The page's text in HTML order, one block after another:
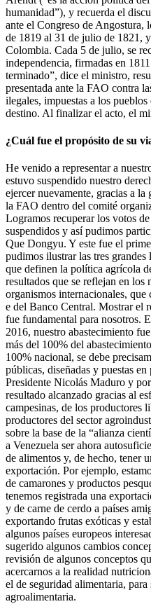
humanidad”), y recuerda el
ante el Congreso de Angostura,
de 1819 al 31 de julio de 1821,
Colombia. Cada 5 de julio, se
independencia, firmadas en
terminado”, dice el ministro,
presentada ante la FAO contra
ilegales, impuestas a los
destino. Al finalizar el acto, el
¿Cuál fue el propósito de su
He venido a representar a
estuvo suspendido nuestro
ejercer nuevamente, gracias a la
la FAO dentro del comité
Logramos recuperar los votos
suspendidos y así pudimos
Que Dongyu. Y este fue el
pudimos ilustrar las tres grandes
que definen la política agrícola
resultados que se reflejan en los
organismos internacionales,
e del Banco Central. Mostrar el
fue fundamental para nosotros.
2016, nuestro abastecimiento
más del 100% del
100% nacional, se debe
públicas, diseñadas y puestas
Presidente Nicolás Maduro y
resultado alcanzado gracias al
campesinas, de los productores
productores del sector
sobre la base de la “alianza
a Venezuela ser ahora
de alimentos y, de hecho, tener
exportación. Por ejemplo,
de camarones y productos
tenemos registrada una
y de carne de cerdo a países
exportando frutas exóticas y
algunos países europeos
sugerido algunos cambios
revisión de algunos conceptos
acercarnos a la realidad
el de seguridad alimentaria,
agroalimentaria.